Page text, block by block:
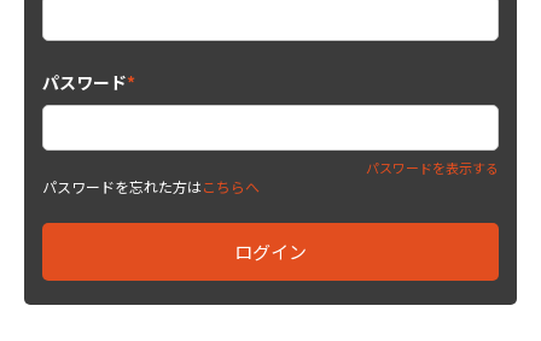
パスワード*
パスワードを表示する
パスワードを忘れた方はこちらへ